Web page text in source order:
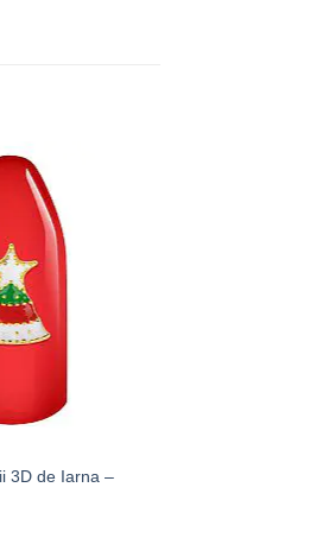
3D de Iarna –